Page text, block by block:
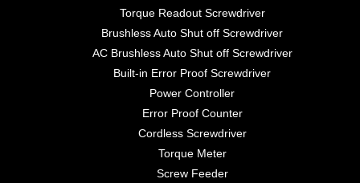
Torque Readout Screwdriver
Brushless Auto Shut off Screwdriver
AC Brushless Auto Shut off Screwdriver
Built-in Error Proof Screwdriver
Power Controller
Error Proof Counter
Cordless Screwdriver
Torque Meter
Screw Feeder